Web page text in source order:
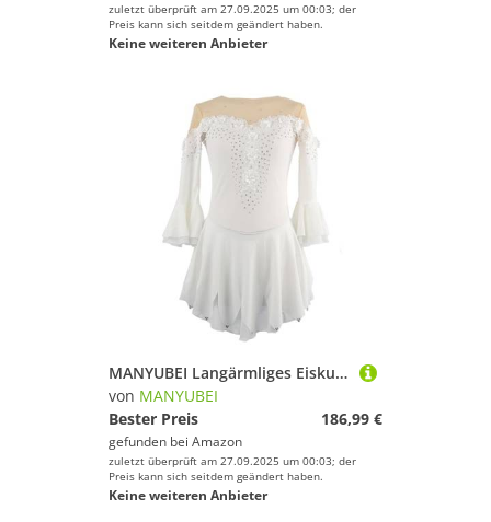
zuletzt überprüft am 27.09.2025 um 00:03; der
Preis kann sich seitdem geändert haben.
Keine weiteren Anbieter
MANYUBEI Langärmliges Eiskunstlauf Kleid Für Erwachsene Glänzendes Strass Trikot Für Mädchen Ballett Tanzrock Kinder Gymnastik Tutu Kleid, Leistungswettbewerb,L, White
von MANYUBEI
Bester Preis
186,99 €
gefunden bei Amazon
zuletzt überprüft am 27.09.2025 um 00:03; der
Preis kann sich seitdem geändert haben.
Keine weiteren Anbieter